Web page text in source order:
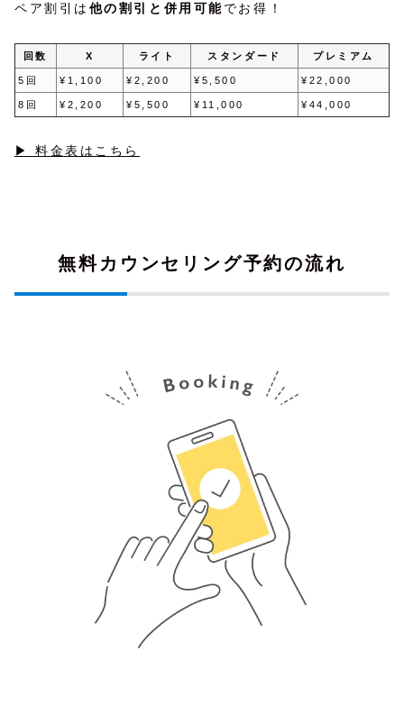
ペア割引は 他の割引と併用可能でお得！
回数 X ライト スタンダード プレミアム
5回 ¥1,100 ¥2,200 ¥5,500 ¥22,000
8回 ¥2,200 ¥5,500 ¥11,000 ¥44,000
▶ 料金表はこちら
無料カウンセリング予約の流れ